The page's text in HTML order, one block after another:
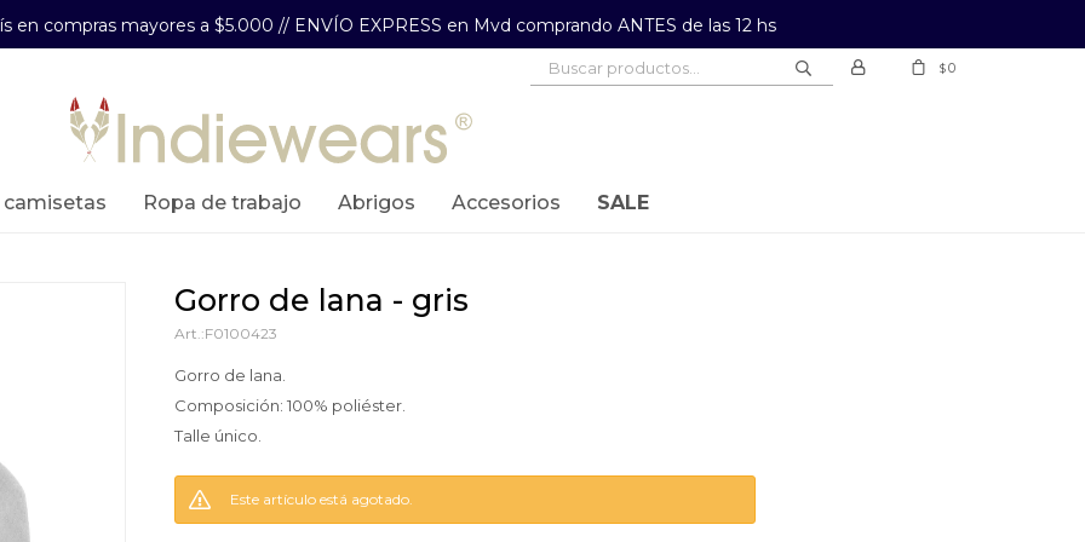
en compras mayores a $5.000 // ENVÍO EXPRESS en Mvd comprando ANTES de las 12 hs
camisetas ropa de trabajo abrigos accesorios SALE
$0
gorro de lana - gris
F0100423
Gorro de lana.
Composición: 100% poliéster.
Talle único.
Este artículo está agotado.